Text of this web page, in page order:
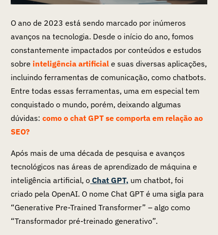
O ano de 2023 está sendo marcado por inúmeros
avanços na tecnologia. Desde o início do ano, fomos
constantemente impactados por conteúdos e estudos
sobre inteligência artificiale suas diversas aplicações,
incluindo ferramentas de comunicação, como chatbots.
Entre todas essas ferramentas, uma em especial tem
conquistado o mundo, porém, deixando algumas
dúvidas:como o chat GPT se comporta em relação ao
SEO?
Após mais de uma década de pesquisa e avanços
tecnológicos nas áreas de aprendizado de máquina e
inteligência artificial, o Chat GPT, um chatbot, foi
criado pela OpenAI. O nome Chat GPT é uma sigla para
“Generative Pre-Trained Transformer” – algo como
“Transformador pré-treinado generativo”.